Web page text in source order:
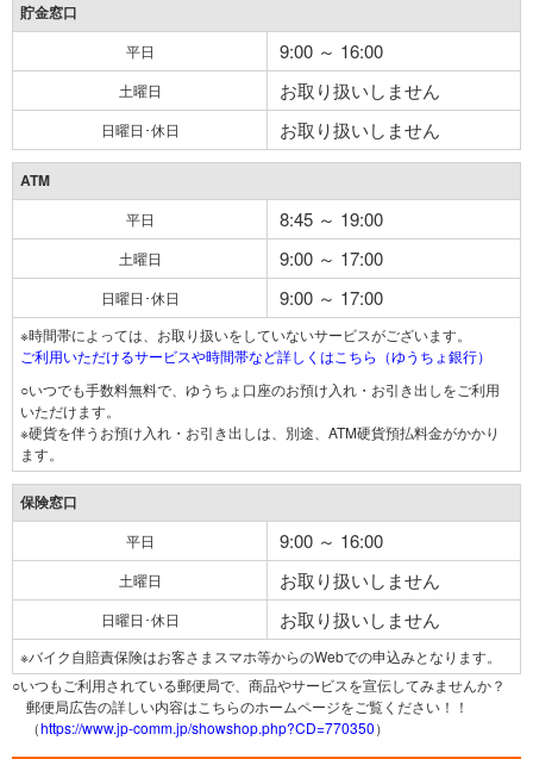
貯金窓口
平日 9:00 ～ 16:00
土曜日 お取り扱いしません
日曜日･休日 お取り扱いしません
ATM
平日 8:45 ～ 19:00
土曜日 9:00 ～ 17:00
日曜日･休日 9:00 ～ 17:00
※時間帯によっては、お取り扱いをしていないサービスがございます。
ご利用いただけるサービスや時間帯など詳しくはこちら（ゆうちょ銀行）
○いつでも手数料無料で、ゆうちょ口座のお預け入れ・お引き出しをご利用
いただけます。
※硬貨を伴うお預け入れ・お引き出しは、別途、ATM硬貨預払料金がかかり
ます。
保険窓口
平日 9:00 ～ 16:00
土曜日 お取り扱いしません
日曜日･休日 お取り扱いしません
※バイク自賠責保険はお客さまスマホ等からのWebでの申込みとなります。
○いつもご利用されている郵便局で、商品やサービスを宣伝してみませんか？
郵便局広告の詳しい内容はこちらのホームページをご覧ください！！
（https://www.jp-comm.jp/showshop.php?CD=770350）